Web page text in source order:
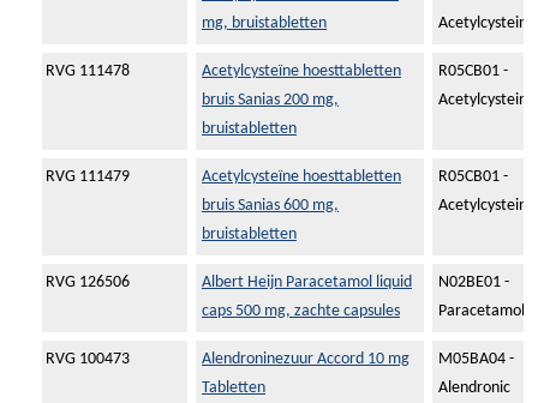
mg, bruistabletten
Acetylcysteine
RVG 111478
Acetylcysteïne hoesttabletten
bruis Sanias 200 mg,
bruistabletten
R05CB01 -
Acetylcysteine
RVG 111479
Acetylcysteïne hoesttabletten
bruis Sanias 600 mg,
bruistabletten
R05CB01 -
Acetylcysteine
RVG 126506
Albert Heijn Paracetamol liquid
caps 500 mg, zachte capsules
N02BE01 -
Paracetamol
RVG 100473
Alendroninezuur Accord 10 mg
Tabletten
M05BA04 -
Alendronic